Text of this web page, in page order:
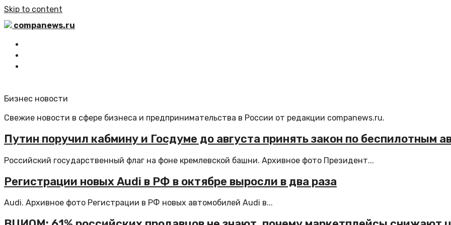
Skip to content
companews.ru
Бизнес новости
Свежие новости в сфере бизнеса и предпринимательства в России от редакции companews.ru.
Путин поручил кабмину и Госдуме до августа принять закон по беспилотным
Российский государственный флаг на фоне кремлевской башни. Архивное фото Президент...
Регистрации новых Audi в РФ в октябре выросли в два раза
Audi. Архивное фото Регистрации в РФ новых автомобилей Audi в...